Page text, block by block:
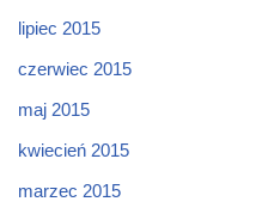
lipiec 2015
czerwiec 2015
maj 2015
kwiecień 2015
marzec 2015